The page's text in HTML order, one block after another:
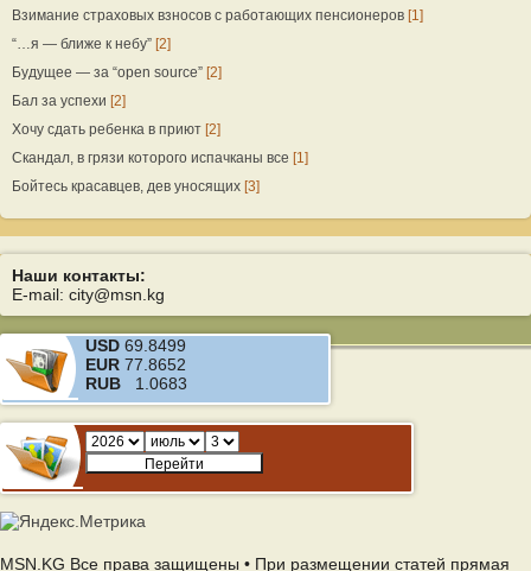
Взимание страховых взносов с работающих пенсионеров [1]
“…я — ближе к небу” [2]
Будущее — за “open source” [2]
Бал за успехи [2]
Хочу сдать ребенка в приют [2]
Скандал, в грязи которого испачканы все [1]
Бойтесь красавцев, дев уносящих [3]
Наши контакты:
E-mail: city@msn.kg
USD 69.8499
EUR 77.8652
RUB 1.0683
MSN.KG Все права защищены • При размещении статей прямая